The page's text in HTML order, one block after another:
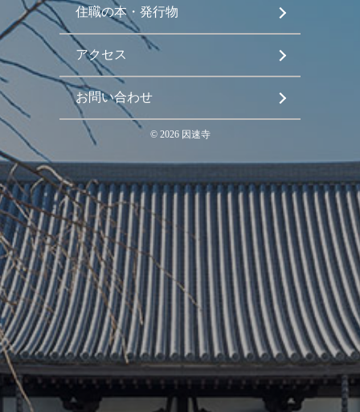
住職の本・発行物
アクセス
お問い合わせ
© 2026因速寺